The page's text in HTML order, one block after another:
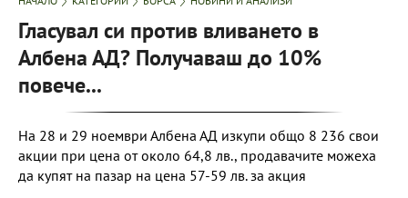
Гласувал си против вливането в
Албена АД? Получаваш до 10%
повече...
На 28 и 29 ноември Албена АД изкупи общо 8 236 свои
акции при цена от около 64,8 лв., продавачите можеха
да купят на пазар на цена 57-59 лв. за акция